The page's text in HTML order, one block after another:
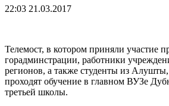
22:03 21.03.2017
Телемост, в котором приняли участие
горадминстрации, работники
регионов, а также студенты из
проходят обучение в главном ВУЗе
третьей школы.